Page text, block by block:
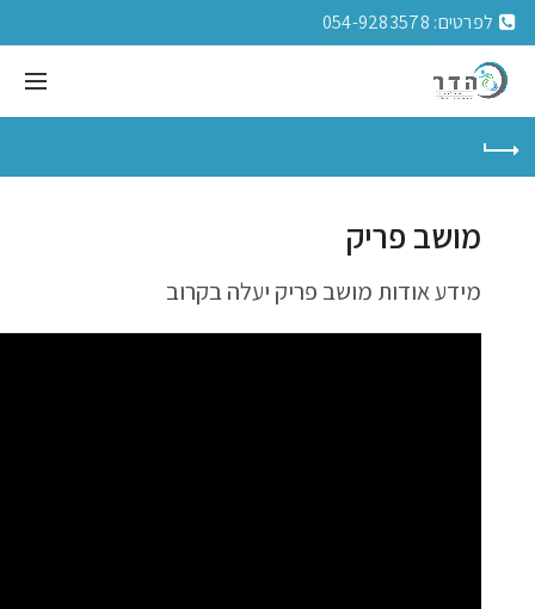
לפרטים: 054-9283578
מושב פריק
מידע אודות מושב פריק יעלה בקרוב